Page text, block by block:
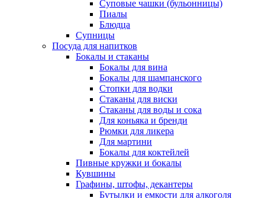
Суповые чашки (бульонницы)
Пиалы
Блюдца
Супницы
Посуда для напитков
Бокалы и стаканы
Бокалы для вина
Бокалы для шампанского
Стопки для водки
Стаканы для виски
Стаканы для воды и сока
Для коньяка и бренди
Рюмки для ликера
Для мартини
Бокалы для коктейлей
Пивные кружки и бокалы
Кувшины
Графины, штофы, декантеры
Бутылки и емкости для алкоголя